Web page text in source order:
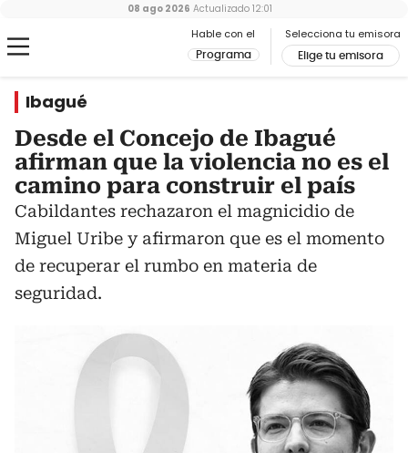
Hable con el
Programa
Selecciona tu emisora
Elige tu emisora
08 ago 2026 Actualizado 12:01
Ibagué
Desde el Concejo de Ibagué
afirman que la violencia no es el
camino para construir el país
Cabildantes rechazaron el magnicidio de
Miguel Uribe y afirmaron que es el momento
de recuperar el rumbo en materia de
seguridad.